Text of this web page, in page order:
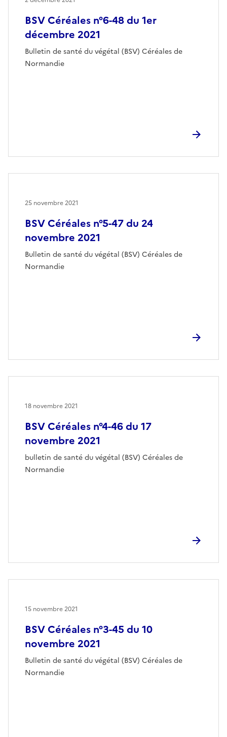
BSV Céréales n°6-48 du 1er
décembre 2021
Bulletin de santé du végétal (BSV) Céréales de
Normandie
BSV Céréales n°5-47 du 24
novembre 2021
Bulletin de santé du végétal (BSV) Céréales de
Normandie
25 novembre 2021
BSV Céréales n°4-46 du 17
novembre 2021
bulletin de santé du végétal (BSV) Céréales de
Normandie
18 novembre 2021
BSV Céréales n°3-45 du 10
novembre 2021
Bulletin de santé du végétal (BSV) Céréales de
Normandie
15 novembre 2021